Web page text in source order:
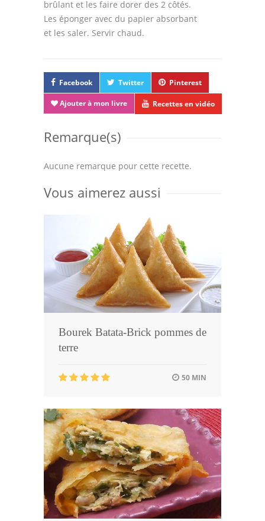
brûlant et les faire dorer des 2 côtés.
Les éponger avec du papier absorbant
et les saler. Servir chaud.
Facebook Twitter Pinterest
Ajouter à mon livre Recettes en vidéo
Remarque(s)
Aucune remarque pour cette recette.
Vous aimerez aussi
Bourek Batata-Brick pommes de
terre
50 MIN